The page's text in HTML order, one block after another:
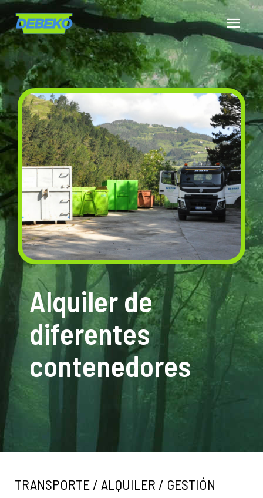
Transporte de
mercancias y
residuos
Alquiler de
diferentes
contenedores
Gestión de
residuos no
peligrosos
TRANSPORTE / ALQUILER / GESTIÓN